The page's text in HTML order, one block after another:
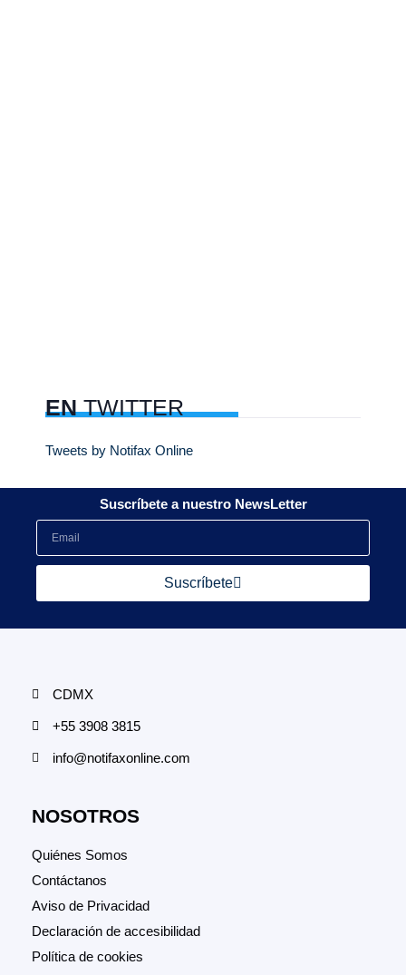
ENTWITTER
Tweets by Notifax Online
Suscríbete a nuestro NewsLetter
Suscríbete
CDMX
+55 3908 3815
info@notifaxonline.com
NOSOTROS
Quiénes Somos
Contáctanos
Aviso de Privacidad
Declaración de accesibilidad
Política de cookies